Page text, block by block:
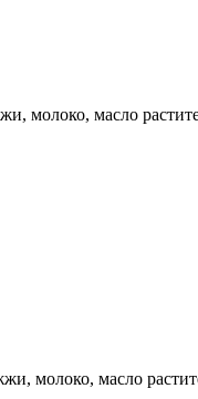
молоко, масло
молоко, масло